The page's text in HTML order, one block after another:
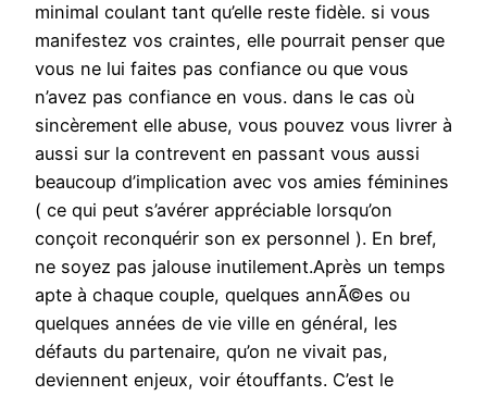
minimal coulant tant qu’elle reste fidèle. si vous
manifestez vos craintes, elle pourrait penser que
vous ne lui faites pas confiance ou que vous
n’avez pas confiance en vous. dans le cas où
sincèrement elle abuse, vous pouvez vous livrer à
aussi sur la contrevent en passant vous aussi
beaucoup d’implication avec vos amies féminines
( ce qui peut s’avérer appréciable lorsqu’on
conçoit reconquérir son ex personnel ). En bref,
ne soyez pas jalouse inutilement.Après un temps
apte à chaque couple, quelques annÃ©es ou
quelques années de vie ville en général, les
défauts du partenaire, qu’on ne vivait pas,
deviennent enjeux, voir étouffants. C’est le